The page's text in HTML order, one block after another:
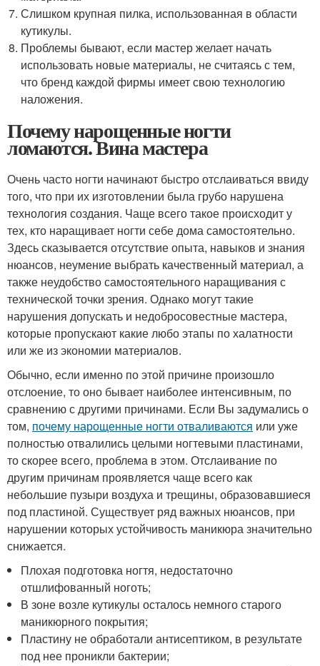
Слишком крупная пилка, использованная в области
кутикулы.
Проблемы бывают, если мастер желает начать
использовать новые материалы, не считаясь с тем,
что бренд каждой фирмы имеет свою технологию
наложения.
Почему нарощенные ногти
ломаются. Вина мастера
Очень часто ногти начинают быстро отслаиваться ввиду
того, что при их изготовлении была грубо нарушена
технология создания. Чаще всего такое происходит у
тех, кто наращивает ногти себе дома самостоятельно.
Здесь сказывается отсутствие опыта, навыков и знания
нюансов, неумение выбрать качественный материал, а
также неудобство самостоятельного наращивания с
технической точки зрения. Однако могут такие
нарушения допускать и недобросовестные мастера,
которые пропускают какие любо этапы по халатности
или же из экономии материалов.
Обычно, если именно по этой причине произошло
отслоение, то оно бывает наиболее интенсивным, по
сравнению с другими причинами. Если Вы задумались о
том, почему нарощенные ногти отваливаются или уже
полностью отвалились целыми ногтевыми пластинами,
то скорее всего, проблема в этом. Отслаивание по
другим причинам проявляется чаще всего как
небольшие пузыри воздуха и трещины, образовавшиеся
под пластиной. Существует ряд важных нюансов, при
нарушении которых устойчивость маникюра значительно
снижается.
Плохая подготовка ногтя, недостаточно
отшлифованный ноготь;
В зоне возле кутикулы осталось немного старого
маникюрного покрытия;
Пластину не обработали антисептиком, в результате
под нее проникли бактерии;